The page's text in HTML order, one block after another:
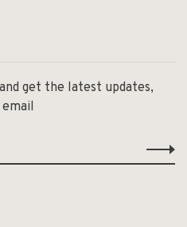
get the latest updates,